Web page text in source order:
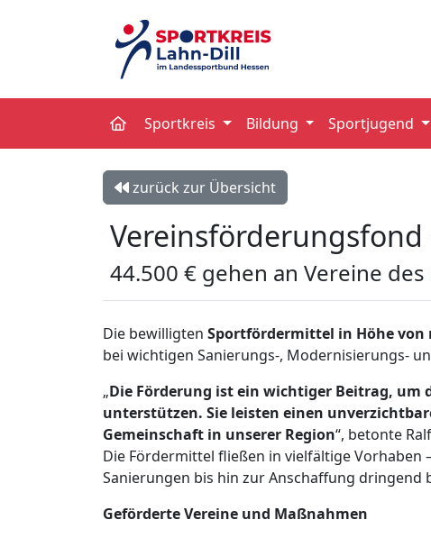
Sportkreis Bildung Sportjugend
zurück zur Übersicht
44.500 € gehen an Vereine
Die bewilligten Sportfördermittel in Höhe von
bei wichtigen Sanierungs-, Modernisierungs-
„Die Förderung ist ein wichtiger Beitrag, um
unterstützen. Sie leisten einen
Gemeinschaft in unserer Region“, betonte
Die Fördermittel fließen in vielfältige
Sanierungen bis hin zur Anschaffung dringend
Geförderte Vereine und Maßnahmen